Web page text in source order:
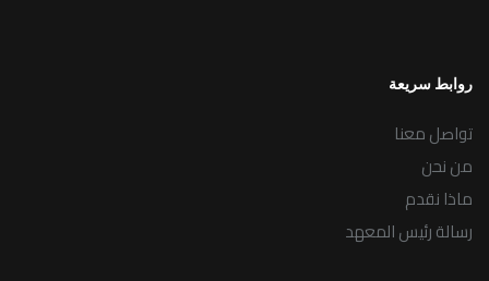
روابط سريعة
تواصل معنا
من نحن
ماذا نقدم
رسالة رئيس المعهد